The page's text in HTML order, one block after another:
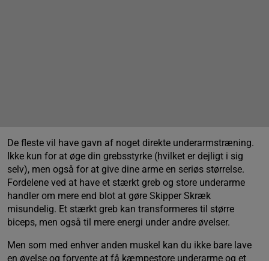
De fleste vil have gavn af noget direkte underarmstræning.
Ikke kun for at øge din grebsstyrke (hvilket er dejligt i sig
selv), men også for at give dine arme en seriøs størrelse.
Fordelene ved at have et stærkt greb og store underarme
handler om mere end blot at gøre Skipper Skræk
misundelig. Et stærkt greb kan transformeres til større
biceps, men også til mere energi under andre øvelser.
Men som med enhver anden muskel kan du ikke bare lave
en øvelse og forvente at få kæmpestore underarme og et